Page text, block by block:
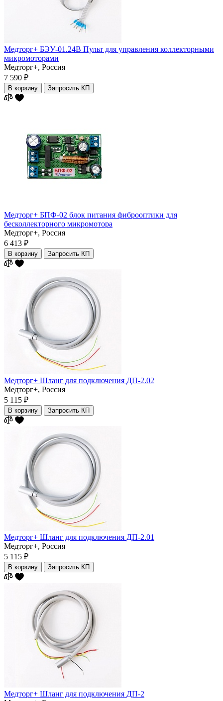
Медторг+ БЭУ-01.24В Пульт для управления коллекторными
микромоторами
Медторг+, Россия
7 590 ₽
В корзину Запросить КП
Медторг+ БПФ-02 блок питания фиброоптики для
бесколлекторного микромотора
Медторг+, Россия
6 413 ₽
В корзину Запросить КП
Медторг+ Шланг для подключения ДП-2.02
Медторг+, Россия
5 115 ₽
В корзину Запросить КП
Медторг+ Шланг для подключения ДП-2.01
Медторг+, Россия
5 115 ₽
В корзину Запросить КП
Медторг+ Шланг для подключения ДП-2